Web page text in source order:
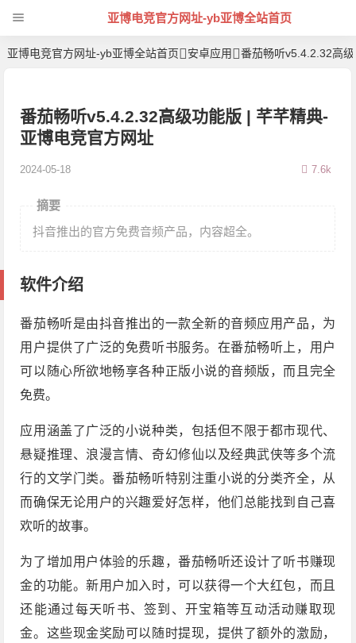
亚博电竞官方网址-yb亚博全站首页
亚博电竞官方网址-yb亚博全站首页 安卓应用 番茄畅听v5.4.2.32高
番茄畅听v5.4.2.32高级功能版 | 芊芊精典-
亚博电竞官方网址
2024-05-18 7.6k
摘要
抖音推出的官方免费音频产品，内容超全。
软件介绍
番茄畅听是由抖音推出的一款全新的音频应用产品，为
用户提供了广泛的免费听书服务。在番茄畅听上，用户
可以随心所欲地畅享各种正版小说的音频版，而且完全
免费。
应用涵盖了广泛的小说种类，包括但不限于都市现代、
悬疑推理、浪漫言情、奇幻修仙以及经典武侠等多个流
行的文学门类。番茄畅听特别注重小说的分类齐全，从
而确保无论用户的兴趣爱好怎样，他们总能找到自己喜
欢听的故事。
为了增加用户体验的乐趣，番茄畅听还设计了听书赚现
金的功能。新用户加入时，可以获得一个大红包，而且
还能通过每天听书、签到、开宝箱等互动活动赚取现
金。这些现金奖励可以随时提现，提供了额外的激励，